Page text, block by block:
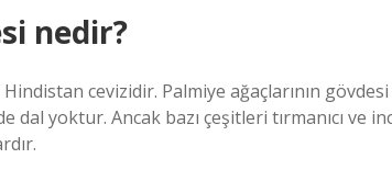
nedir?
Hindistan cevizidir. Palmiye ağaçlarının
dal yoktur. Ancak bazı çeşitleri tırmanıcı ve